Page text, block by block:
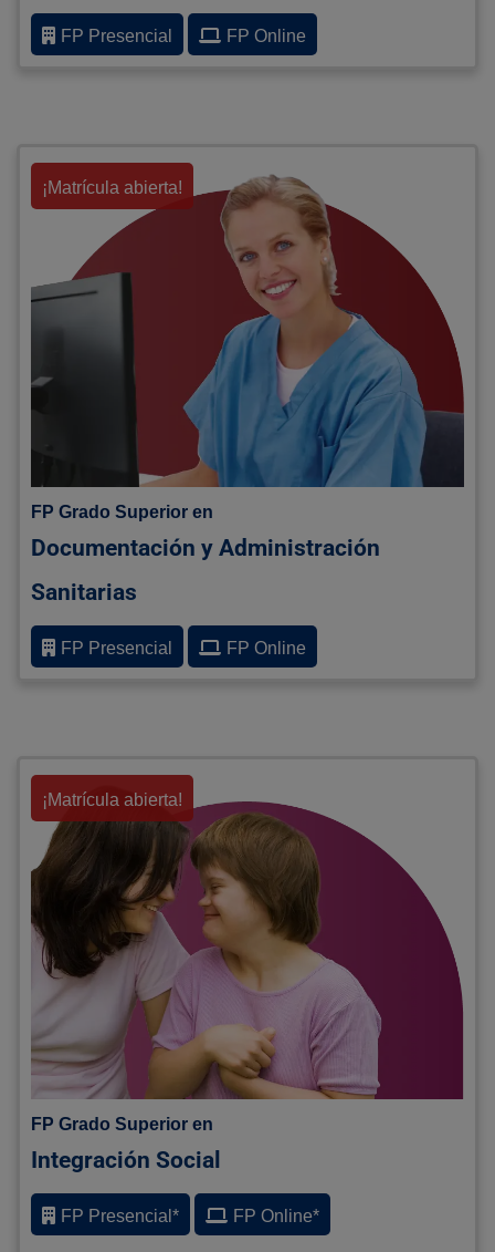
FP Presencial FP Online
¡Matrícula abierta!
FP Grado Superior en
Documentación y Administración
Sanitarias
FP Presencial FP Online
¡Matrícula abierta!
FP Grado Superior en
Integración Social
FP Presencial* FP Online*